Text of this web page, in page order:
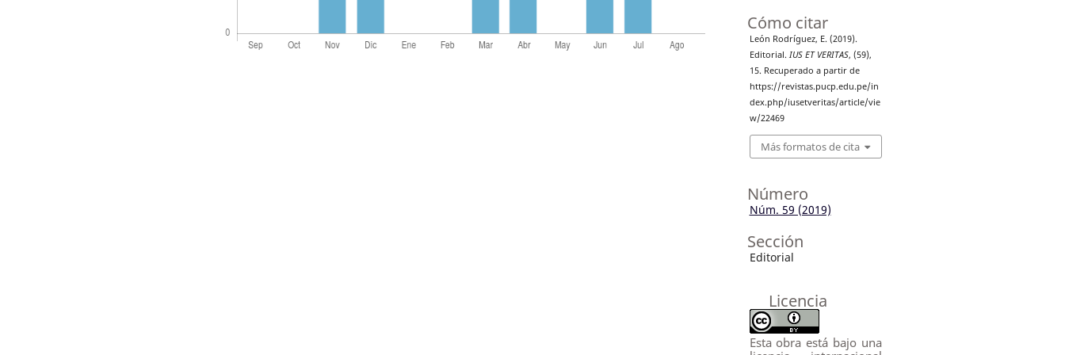
Cómo citar
León Rodríguez, E. (2019).
Editorial. IUS ET VERITAS, (59),
15. Recuperado a partir de
https://revistas.pucp.edu.pe/in
dex.php/iusetveritas/article/vie
w/22469
Más formatos de cita
Número
Núm. 59 (2019)
Sección
Editorial
Licencia
Esta obra está bajo una